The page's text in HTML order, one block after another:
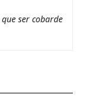
ser cobarde